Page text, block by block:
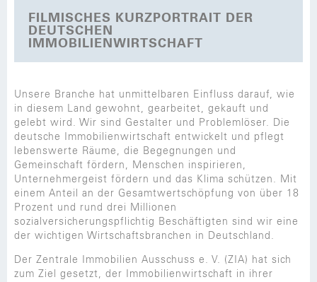
FILMISCHES KURZPORTRAIT DER
DEUTSCHEN
IMMOBILIENWIRTSCHAFT
Unsere Branche hat unmittelbaren Einfluss darauf, wie
in diesem Land gewohnt, gearbeitet, gekauft und
gelebt wird. Wir sind Gestalter und Problemlöser. Die
deutsche Immobilienwirtschaft entwickelt und pflegt
lebenswerte Räume, die Begegnungen und
Gemeinschaft fördern, Menschen inspirieren,
Unternehmergeist fördern und das Klima schützen. Mit
einem Anteil an der Gesamtwertschöpfung von über 18
Prozent und rund drei Millionen
sozialversicherungspflichtig Beschäftigten sind wir eine
der wichtigen Wirtschaftsbranchen in Deutschland.
Der Zentrale Immobilien Ausschuss e. V. (ZIA) hat sich
zum Ziel gesetzt, der Immobilienwirtschaft in ihrer